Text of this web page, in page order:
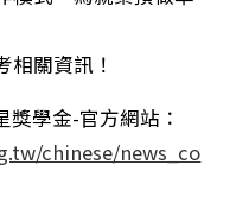
相關資訊！
學金-官方網站：
chinese/news_co